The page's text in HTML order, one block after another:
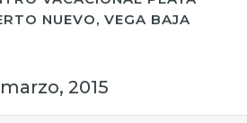
NUEVO, VEGA BAJA
2015